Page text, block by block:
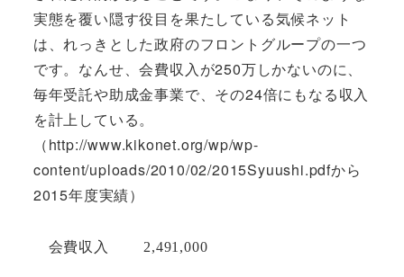
実態を覆い隠す役目を果たしている気候ネット
は、れっきとした政府のフロントグループの一つ
です。なんせ、会費収入が250万しかないのに、
毎年受託や助成金事業で、その24倍にもなる収入
を計上している。
（http://www.kikonet.org/wp/wp-
content/uploads/2010/02/2015Syuushi.pdfから
2015年度実績）
会費収入2,491,000